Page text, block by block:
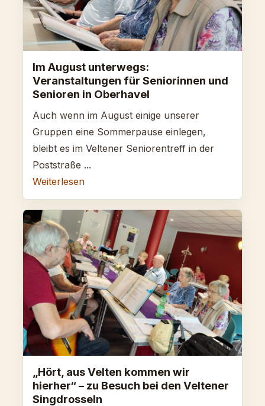
Im August unterwegs:
Veranstaltungen für Seniorinnen und
Senioren in Oberhavel
Auch wenn im August einige unserer
Gruppen eine Sommerpause einlegen,
bleibt es im Veltener Seniorentreff in der
Poststraße ...
Weiterlesen
„Hört, aus Velten kommen wir
hierher“ – zu Besuch bei den Veltener
Singdrosseln